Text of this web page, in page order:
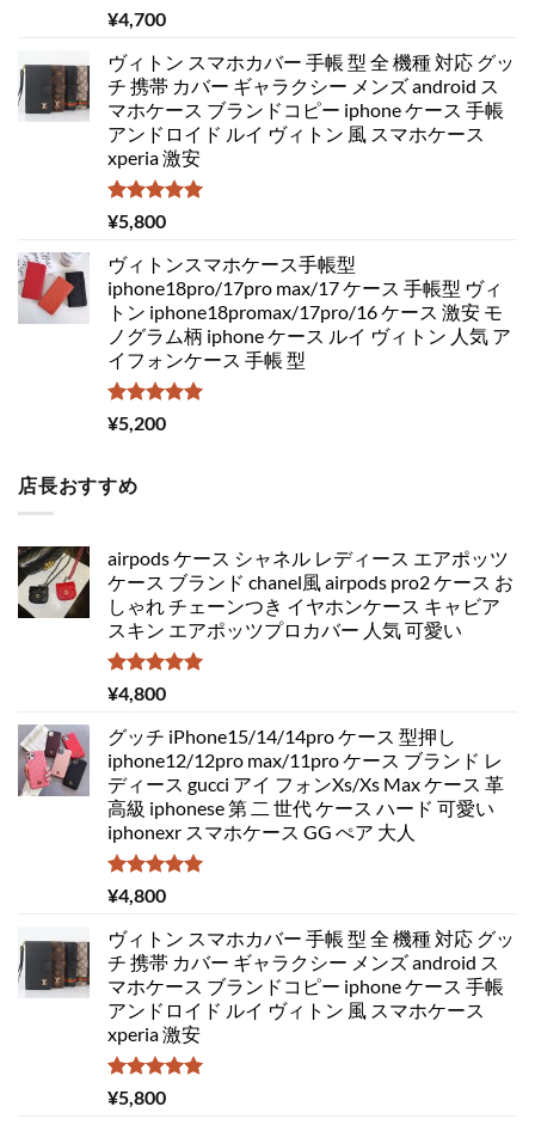
5段階中
5.00
¥4,700
ヴィトン スマホカバー 手帳 型 全 機種 対応 グッ
チ 携帯 カバー ギャラクシー メンズ android ス
マホケース ブランドコピー iphone ケース 手帳
アンドロイド ルイ ヴィトン 風 スマホケース
xperia 激安
5段階中
5.00
¥5,800
ヴィトンスマホケース手帳型
iphone18pro/17pro max/17 ケース 手帳型 ヴィ
トン iphone18promax/17pro/16 ケース 激安 モ
ノグラム柄 iphone ケース ルイ ヴィトン 人気 ア
イフォンケース 手帳 型
5段階中
5.00
¥5,200
店長おすすめ
airpods ケース シャネル レディース エアポッツ
ケース ブランド chanel風 airpods pro2 ケース お
しゃれ チェーンつき イヤホンケース キャビア
スキン エアポッツプロカバー 人気 可愛い
5段階中
5.00
¥4,800
グッチ iPhone15/14/14pro ケース 型押し
iphone12/12pro max/11pro ケース ブランド レ
ディース gucci アイ フォンXs/Xs Max ケース 革
高級 iphonese 第 二 世代 ケース ハード 可愛い
iphonexr スマホケース GG ぺア 大人
5段階中
5.00
¥4,800
ヴィトン スマホカバー 手帳 型 全 機種 対応 グッ
チ 携帯 カバー ギャラクシー メンズ android ス
マホケース ブランドコピー iphone ケース 手帳
アンドロイド ルイ ヴィトン 風 スマホケース
xperia 激安
5段階中
5.00
¥5,800